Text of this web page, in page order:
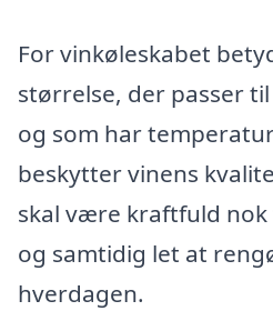
For vinkøleskabet
størrelse, der passer
og som har
beskytter vinens
skal være kraftfuld
og samtidig let at
hverdagen.